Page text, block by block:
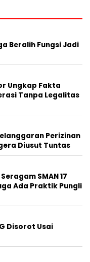
Beralih Fungsi Jadi
Ungkap Fakta
Tanpa Legalitas
Perizinan
Diusut Tuntas
SMAN 17
Ada Praktik Pungli
Disorot Usai